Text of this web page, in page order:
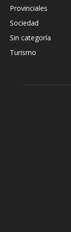
Provinciales
Sociedad
Sin categoría
Turismo